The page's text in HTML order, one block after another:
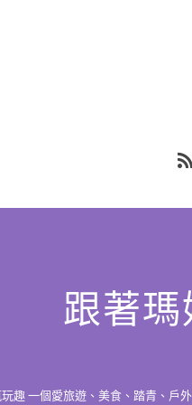
跟著瑪
趣 一個愛旅遊、美食、踏青、戶